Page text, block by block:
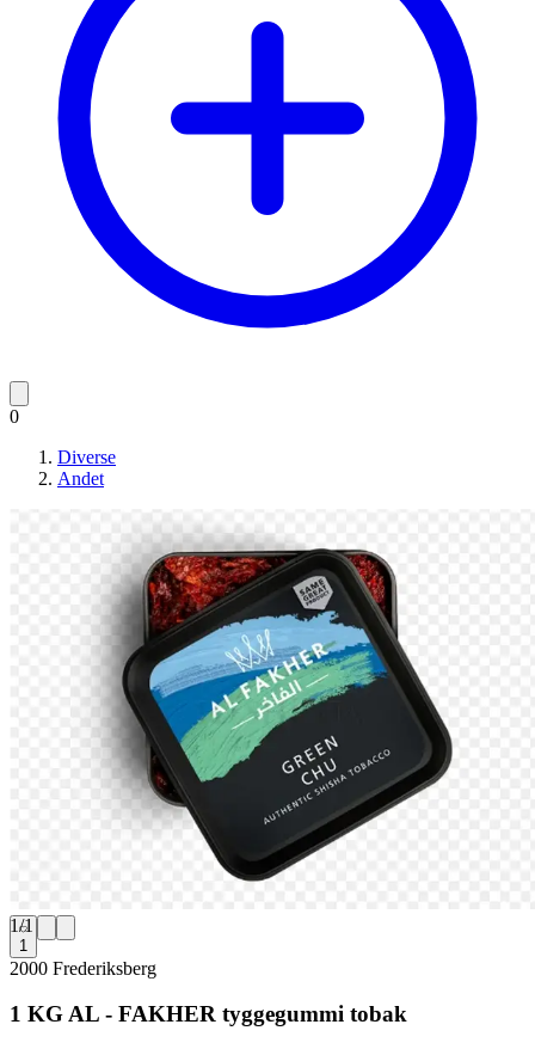
0
Diverse
Andet
1/1
1
2000 Frederiksberg
1 KG AL - FAKHER tyggegummi tobak